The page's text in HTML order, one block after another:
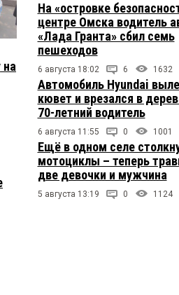
на
На «островке
центре Омска водитель
«Лада Гранта» сбил семь
пешеходов
6 августа 18:02 6 1632
Автомобиль Hyundai
кювет и врезался в
70-летний водитель
6 августа 11:55 0 1001
Ещё в одном селе
мотоциклы – теперь
две девочки и мужчина
5 августа 13:19 0 1124